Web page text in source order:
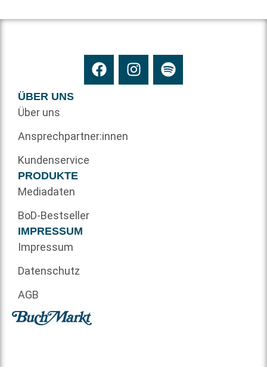
ÜBER UNS
Über uns
Ansprechpartner:innen
Kundenservice
PRODUKTE
Mediadaten
BoD-Bestseller
IMPRESSUM
Impressum
Datenschutz
AGB